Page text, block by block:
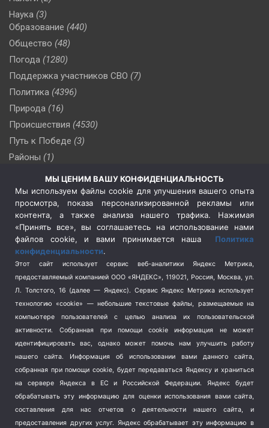
Наука (3)
Образование (440)
Общество (48)
Погода (1280)
Поддержка участников СВО (7)
Политика (4396)
Природа (16)
Происшествия (4530)
Путь к Победе (3)
Районы (1)
(510)
Сельское хозяйство (3)
Социальная политика
(3)
Спецоперация в Украине
Спецоперация на Украине
(404)
Спорт (740)
Терроризм (1)
Транспорт (262)
Туризм (178)
Флот (76)
Школа и спорт (2)
Экология (8)
Экономика (1172)
МЫ ЦЕНИМ ВАШУ КОНФИДЕНЦИАЛЬНОСТЬ
Мы используем файлы cookie для улучшения вашего опыта
просмотра, показа персонализированной рекламы или
контента, а также анализа нашего трафика. Нажимая
«Принять все», вы соглашаетесь на использование нами
файлов cookie, и вами принимается наша Политика
конфиденциальности.
Этот сайт использует сервис веб-аналитики Яндекс Метрика,
предоставляемый компанией ООО «ЯНДЕКС», 119021, Россия, Москва, ул.
Л. Толстого, 16 (далее — Яндекс). Сервис Яндекс Метрика использует
технологию «cookie» — небольшие текстовые файлы, размещаемые на
компьютере пользователей с целью анализа их пользовательской
активности.
Собранная при помощи cookie информация не может
идентифицировать вас, однако может помочь нам улучшить работу
нашего сайта. Информация об использовании вами данного сайта,
собранная при помощи cookie, будет передаваться Яндексу и храниться
на сервере Яндекса в ЕС и Российской Федерации. Яндекс будет
обрабатывать эту информацию для оценки использования вами сайта,
составления для нас отчетов о деятельности нашего сайта, и
предоставления других услуг. Яндекс обрабатывает эту информацию в